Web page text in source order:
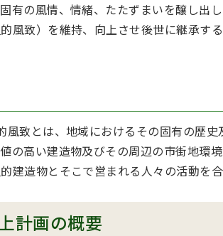
有の風情、情緒、たたずまいを醸し出
風致）を維持、向上させ後世に継承す
致とは、地域におけるその固有の歴史
の高い建造物及びその周辺の市街地環
建造物とそこで営まれる人々の活動を合
計画の概要